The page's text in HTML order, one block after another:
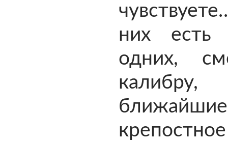
них
одних,